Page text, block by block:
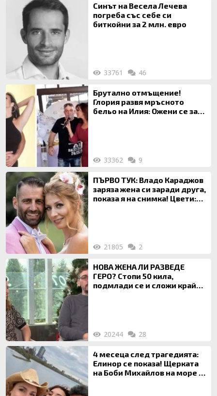
Синът на Весела Лечева
погреба със себе си
биткойни за 2 млн. евро
33761 46
Брутално отмъщение!
Глория развя мръсното
бельо на Илия: Ожени се за
33362 9
ПЪРВО ТУК: Владо Караджов
заряза жена си заради друга,
показа я на снимка! Цвети:
21805 2
НОВА ЖЕНА ЛИ РАЗВЕДЕ
ГЕРО? Стопи 50 кила,
подмлади се и сложи край
20244 28
4 месеца след трагедията:
Елинор се показа! Щерката
на Боби Михайлов на море с